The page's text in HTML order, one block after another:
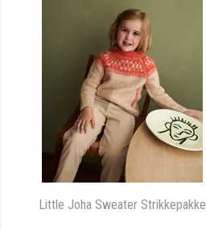
Little Joha Sweater Strikkepakke